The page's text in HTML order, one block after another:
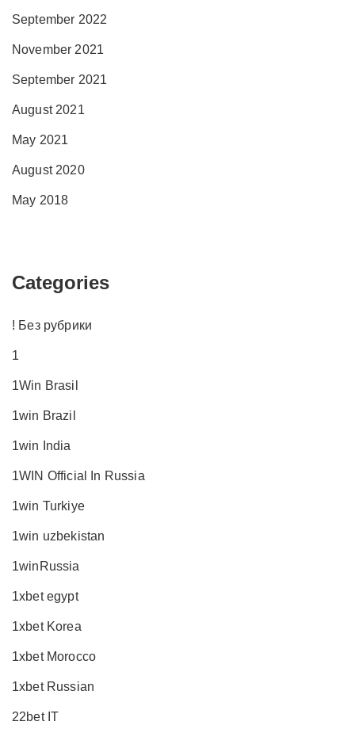
September 2022
November 2021
September 2021
August 2021
May 2021
August 2020
May 2018
Categories
! Без рубрики
1
1Win Brasil
1win Brazil
1win India
1WIN Official In Russia
1win Turkiye
1win uzbekistan
1winRussia
1xbet egypt
1xbet Korea
1xbet Morocco
1xbet Russian
22bet IT